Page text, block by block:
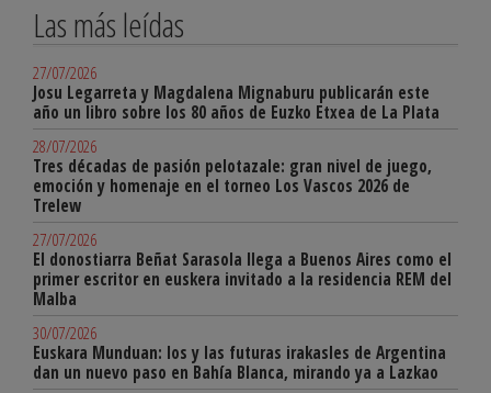
Las más leídas
27/07/2026
Josu Legarreta y Magdalena Mignaburu publicarán este
año un libro sobre los 80 años de Euzko Etxea de La Plata
28/07/2026
Tres décadas de pasión pelotazale: gran nivel de juego,
emoción y homenaje en el torneo Los Vascos 2026 de
Trelew
27/07/2026
El donostiarra Beñat Sarasola llega a Buenos Aires como el
primer escritor en euskera invitado a la residencia REM del
Malba
30/07/2026
Euskara Munduan: los y las futuras irakasles de Argentina
dan un nuevo paso en Bahía Blanca, mirando ya a Lazkao